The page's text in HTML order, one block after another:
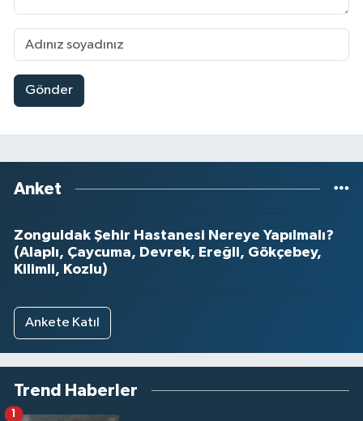
Gönder
Anket
Zonguldak Şehir Hastanesi Nereye Yapılmalı?
(Alaplı, Çaycuma, Devrek, Ereğli, Gökçebey,
Kilimli, Kozlu)
Ankete Katıl
Trend Haberler
1